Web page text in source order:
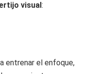
visual:
entrenar el enfoque,